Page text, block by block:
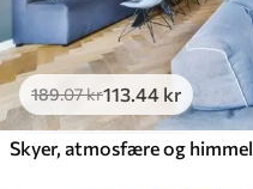
189.07kr113 .44 kr
Skyer, atmosfære og himmel